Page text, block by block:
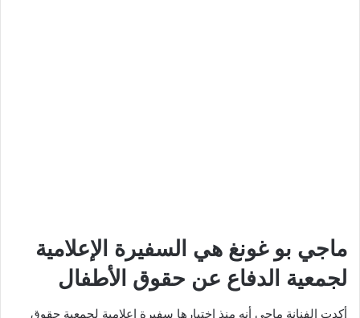
ماجي بو غونغ هي السفيرة الإعلامية
لجمعية الدفاع عن حقوق الأطفال
أكدت الفنانة ماجي أنه منذ اختيارها سفيرة إعلامية لجمعية حقوق